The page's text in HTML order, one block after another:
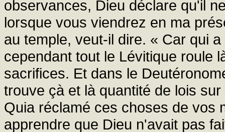
observances, Dieu déclare qu'il
lorsque vous viendrez en ma
au temple, veut-il dire. « Car qui
cependant tout le Lévitique roule
sacrifices. Et dans le
trouve çà et là quantité de lois
Quia réclamé ces choses de vos
apprendre que Dieu n'avait pas